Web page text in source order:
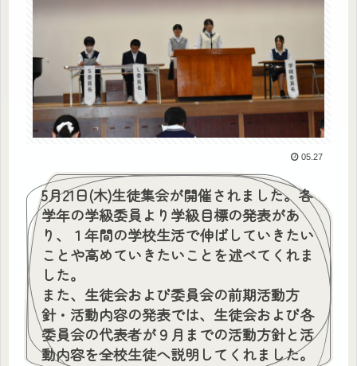
05.27
5月21日(木)生徒集会が開催されました。各
学年の学級委員より学級目標の発表があ
り、１年間の学校生活で伸ばしていきたい
ことや高めていきたいことを述べてくれま
した。
また、生徒会および委員会の前期活動方
針・活動内容の発表では、生徒会および各
委員会の代表者が９月までの活動方針と活
動内容を全校生徒へ説明してくれました。